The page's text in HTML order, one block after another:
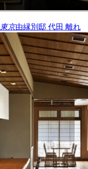
東京由縁別邸 代田 離れ